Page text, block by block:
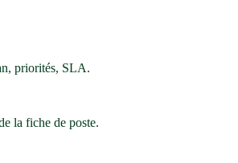
priorités, SLA.
la fiche de poste.